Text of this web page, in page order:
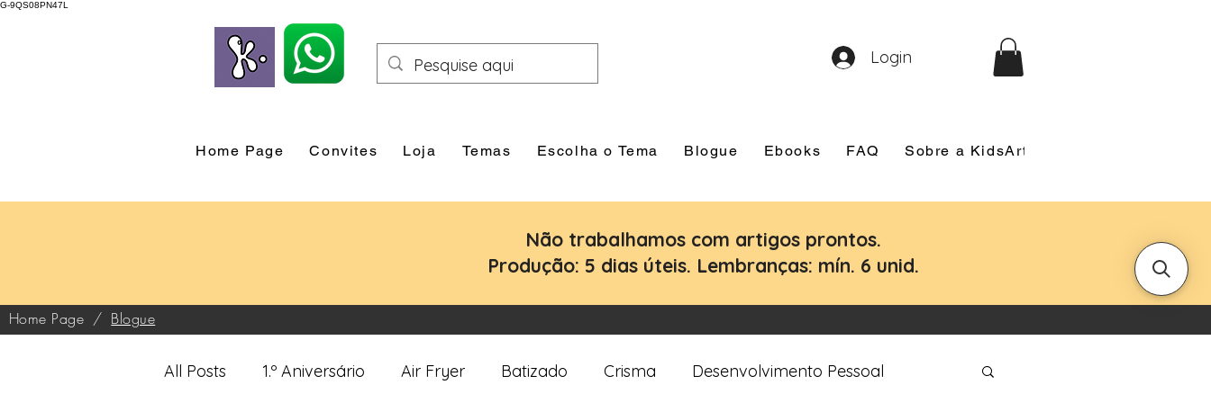
G-9QS08PN47L
Home Page Convites Loja Temas Escolha o Tema Blogue Ebooks FAQ Sobre a KidsArt
Login
Não trabalhamos com artigos prontos.
Produção: 5 dias úteis. Lembranças: mín. 6 unid.
Home Page / Blogue
All Posts 1.º Aniversário Air Fryer Batizado Crisma Desenvolvimento Pessoal